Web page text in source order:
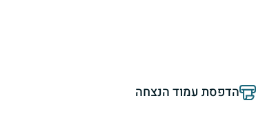
הדפסת עמוד הנצחה